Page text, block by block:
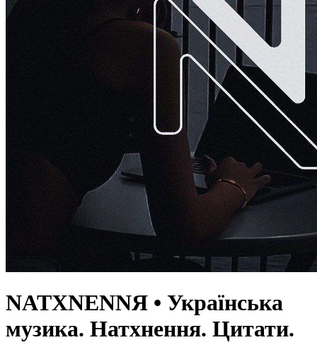
NATXNENNЯ • Українська
музика. Натхнення. Цитати.